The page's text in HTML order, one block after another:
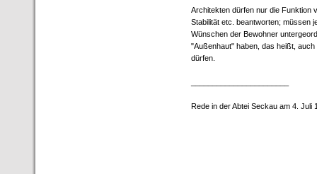
Architekten dürfen nur die Funktion
Stabilität etc. beantworten; müssen
Wünschen der Bewohner
"Außenhaut" haben, das heißt,
dürfen.
Rede in der Abtei Seckau am 4. Juli